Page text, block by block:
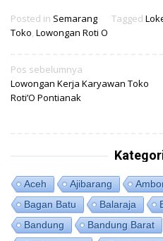
Posted in Semarang Tagged
Toko, Lowongan Roti O
Navigasi
pos
Pos sebelumnya
Lowongan Kerja Karyawan Toko
Roti’O Pontianak
Aceh Ajibarang
Bagan Batu
Balaraja
Bandung
Bandung Barat